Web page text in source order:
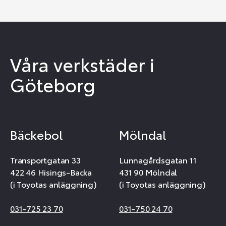
Våra verkstäder i
Göteborg
Bäckebol
Transportgatan 33
422 46 Hisings-Backa
(i Toyotas anläggning)
031-725 23 70
Mölndal
Lunnagårdsgatan 11
431 90 Mölndal
(i Toyotas anläggning)
031-750 24 70